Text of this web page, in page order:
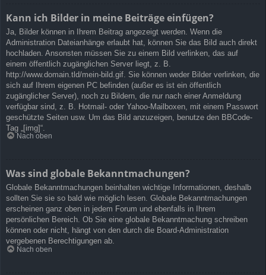
Kann ich Bilder in meine Beiträge einfügen?
Ja, Bilder können in Ihrem Beitrag angezeigt werden. Wenn die
Administration Dateianhänge erlaubt hat, können Sie das Bild auch direkt
hochladen. Ansonsten müssen Sie zu einem Bild verlinken, das auf
einem öffentlich zugänglichen Server liegt, z. B.
http://www.domain.tld/mein-bild.gif. Sie können weder Bilder verlinken, die
sich auf Ihrem eigenen PC befinden (außer es ist ein öffentlich
zugänglicher Server), noch zu Bildern, die nur nach einer Anmeldung
verfügbar sind, z. B. Hotmail- oder Yahoo-Mailboxen, mit einem Passwort
geschützte Seiten usw. Um das Bild anzuzeigen, benutze den BBCode-
Tag „[img]“.
Nach oben
Was sind globale Bekanntmachungen?
Globale Bekanntmachungen beinhalten wichtige Informationen, deshalb
sollten Sie sie so bald wie möglich lesen. Globale Bekanntmachungen
erscheinen ganz oben in jedem Forum und ebenfalls in Ihrem
persönlichen Bereich. Ob Sie eine globale Bekanntmachung schreiben
können oder nicht, hängt von den durch die Board-Administration
vergebenen Berechtigungen ab.
Nach oben